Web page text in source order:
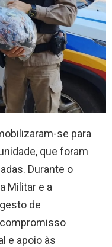
se para
que foram
Durante o
Militar e a
de
e apoio às